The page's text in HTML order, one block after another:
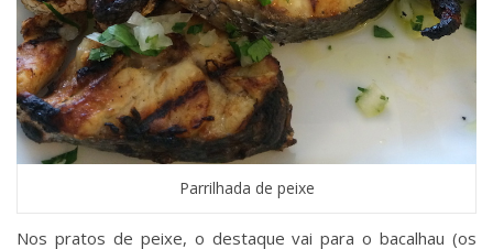
Parrilhada de peixe
Nos pratos de peixe, o destaque vai para o bacalhau (os